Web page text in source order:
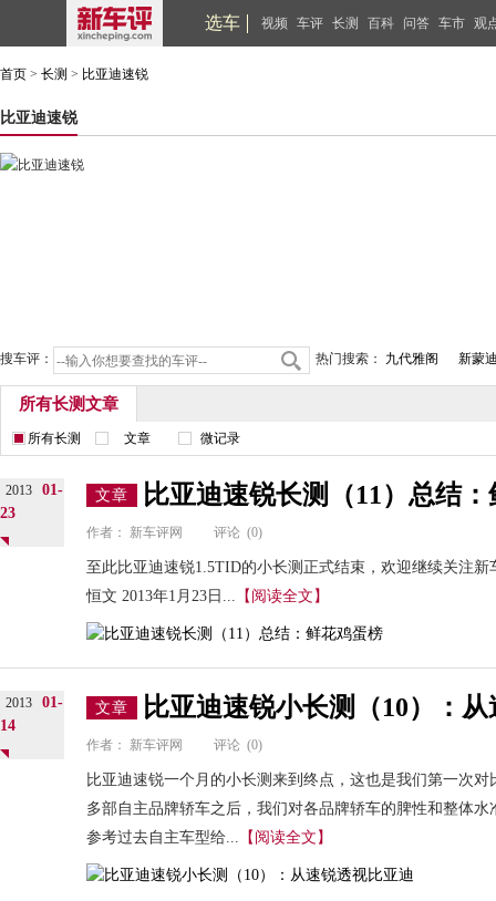
选车 视频 车评 长测 百科 问答 车市 观
首页 > 长测 > 比亚迪速锐
比亚迪速锐
搜车评： 热门搜索： 九代雅阁 新蒙
所有长测文章
所有长测 文章 微记录
2013
01-
23
文章 比亚迪速锐长测（11）总结
作者： 新车评网 评论 (0)
至此比亚迪速锐1.5TID的小长测正式结束，欢迎继续关注
恒文 2013年1月23日... 【阅读全文】
2013
01-
14
文章 比亚迪速锐小长测（10）：
作者： 新车评网 评论 (0)
比亚迪速锐一个月的小长测来到终点，这也是我们第一次
多部自主品牌轿车之后，我们对各品牌轿车的脾性和整体
参考过去自主车型给... 【阅读全文】